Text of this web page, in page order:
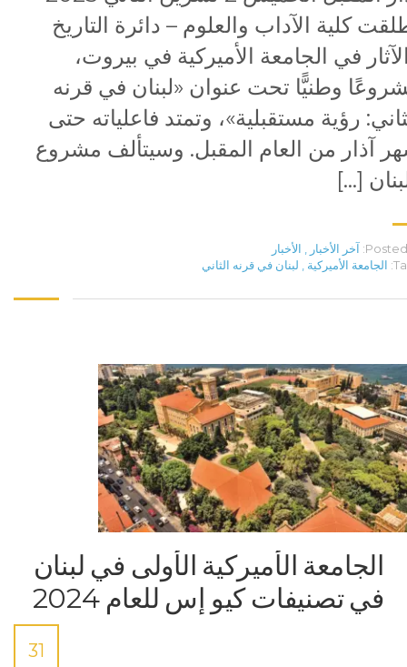
كلية الآداب والعلوم – دائرة التاريخ
في الجامعة الأميركية في بيروت،
وطنيًّا تحت عنوان «لبنان في قرنه
رؤية مستقبلية»، وتمتد فاعلياته حتى
آذار من العام المقبل. وسيتألف مشروع
[…]
Posted آخر الأخبار
الأخبار
الجامعة الأميركية لبنان في قرنه الثاني
الجامعة الأميركية الأولى في لبنان
في تصنيفات كيو إس للعام 2024
31